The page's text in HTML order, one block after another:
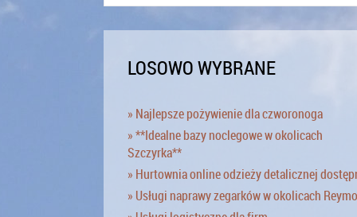
LOSOWO WYBRANE
» Najlepsze pożywienie dla czworonoga
» **Idealne bazy noclegowe w okolicach
Szczyrka**
» Hurtownia online odzieży detalicznej
» Usługi naprawy zegarków w okolicach